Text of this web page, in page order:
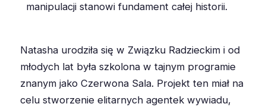
manipulacji stanowi fundament całej historii.
Natasha urodziła się w Związku Radzieckim i od
młodych lat była szkolona w tajnym programie
znanym jako Czerwona Sala. Projekt ten miał na
celu stworzenie elitarnych agentek wywiadu,